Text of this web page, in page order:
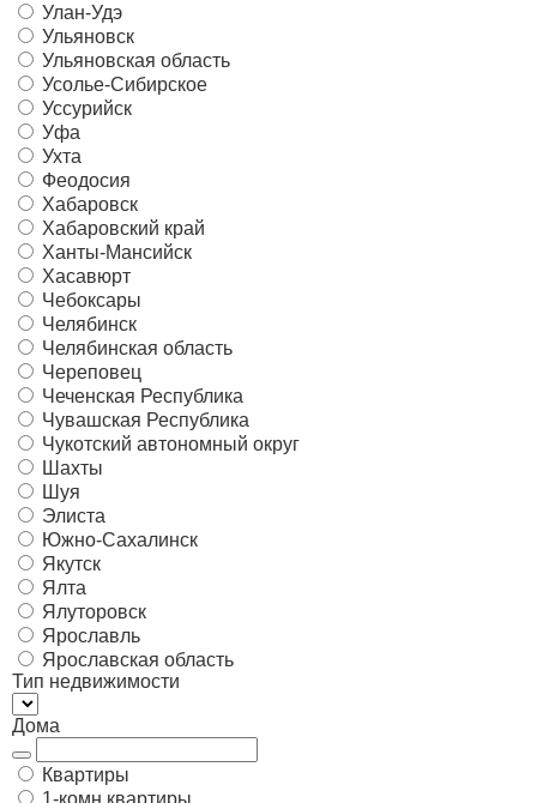
Улан-Удэ
Ульяновск
Ульяновская область
Усолье-Сибирское
Уссурийск
Уфа
Ухта
Феодосия
Хабаровск
Хабаровский край
Ханты-Мансийск
Хасавюрт
Чебоксары
Челябинск
Челябинская область
Череповец
Чеченская Республика
Чувашская Республика
Чукотский автономный округ
Шахты
Шуя
Элиста
Южно-Сахалинск
Якутск
Ялта
Ялуторовск
Ярославль
Ярославская область
Тип недвижимости
Дома
Квартиры
1-комн квартиры